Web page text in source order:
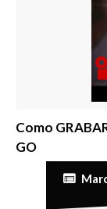
Como
GO